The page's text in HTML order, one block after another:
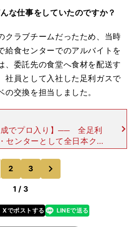
仕事をしていたのですか？
クラブチームだったため、当時
給食センターでのアルバイトを
、委託先の食堂へ食材を配送す
社員として入社した足利ガスで
交換を担当しました。
成でプロ入り】── 全足利
センターとして全日本クラ
貢献しました。プロを現実
いつ頃だったのでしょう
田 じつ
2 3
1 / 3
Xでポストする
line LINEで送る